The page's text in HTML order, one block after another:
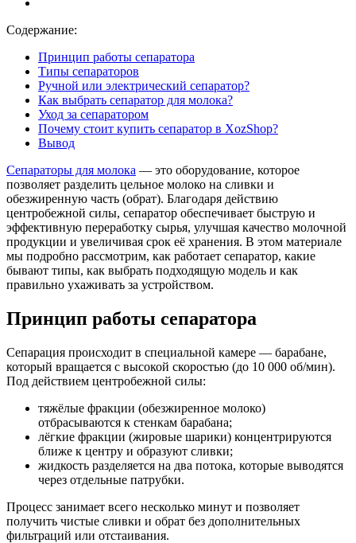
Содержание:
Принцип работы сепаратора
Типы сепараторов
Ручной или электрический сепаратор?
Как выбрать сепаратор для молока?
Уход за сепаратором
Почему стоит купить сепаратор в XozShop?
Вывод
Сепараторы для молока — это оборудование, которое
позволяет разделить цельное молоко на сливки и
обезжиренную часть (обрат). Благодаря действию
центробежной силы, сепаратор обеспечивает быструю и
эффективную переработку сырья, улучшая качество молочной
продукции и увеличивая срок её хранения. В этом материале
мы подробно рассмотрим, как работает сепаратор, какие
бывают типы, как выбрать подходящую модель и как
правильно ухаживать за устройством.
Принцип работы сепаратора
Сепарация происходит в специальной камере — барабане,
который вращается с высокой скоростью (до 10 000 об/мин).
Под действием центробежной силы:
тяжёлые фракции (обезжиренное молоко)
отбрасываются к стенкам барабана;
лёгкие фракции (жировые шарики) концентрируются
ближе к центру и образуют сливки;
жидкость разделяется на два потока, которые выводятся
через отдельные патрубки.
Процесс занимает всего несколько минут и позволяет
получить чистые сливки и обрат без дополнительных
фильтраций или отстаивания.